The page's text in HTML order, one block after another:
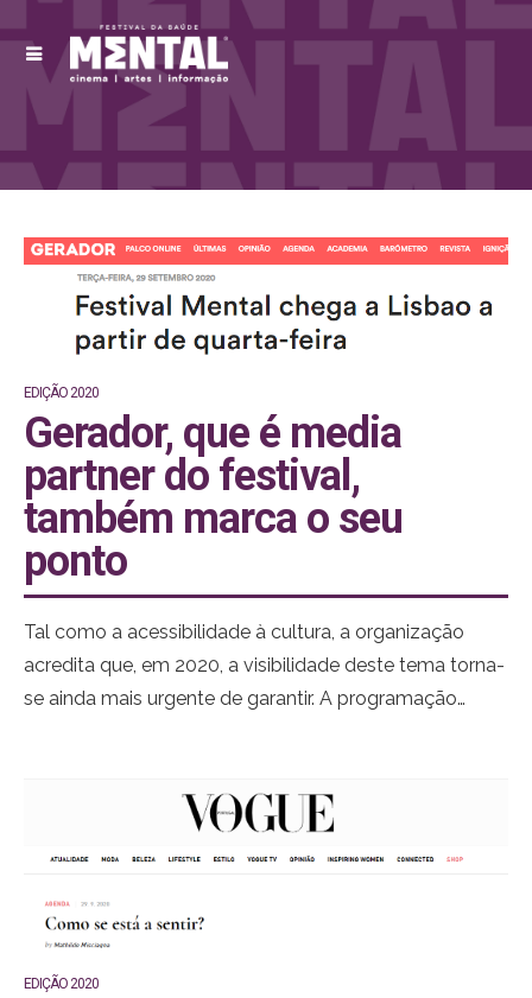
EDIÇÃO 2020
Gerador, que é media
partner do festival,
também marca o seu
ponto
Tal como a acessibilidade à cultura, a organização
acredita que, em 2020, a visibilidade deste tema torna-
se ainda mais urgente de garantir. A programação
conta com um painel de convidados da área da
comunicação e do jornalismo, num evento de sala
aberta e que convida às questões do público presente.
EDIÇÃO 2020